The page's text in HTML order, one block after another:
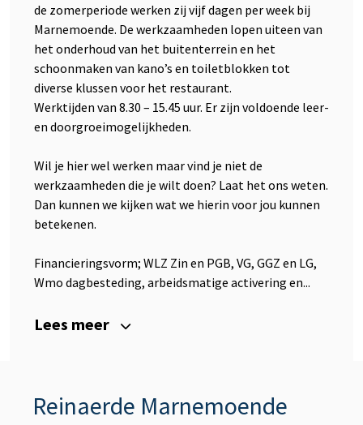
de zomerperiode werken zij vijf dagen per week bij
Marnemoende. De werkzaamheden lopen uiteen van
het onderhoud van het buitenterrein en het
schoonmaken van kano’s en toiletblokken tot
diverse klussen voor het restaurant.
Werktijden van 8.30 – 15.45 uur. Er zijn voldoende leer-
en doorgroeimogelijkheden.
Wil je hier wel werken maar vind je niet de
werkzaamheden die je wilt doen? Laat het ons weten.
Dan kunnen we kijken wat we hierin voor jou kunnen
betekenen.
Financieringsvorm; WLZ Zin en PGB, VG, GGZ en LG,
Wmo dagbesteding, arbeidsmatige activering en...
Lees meer
Reinaerde Marnemoende